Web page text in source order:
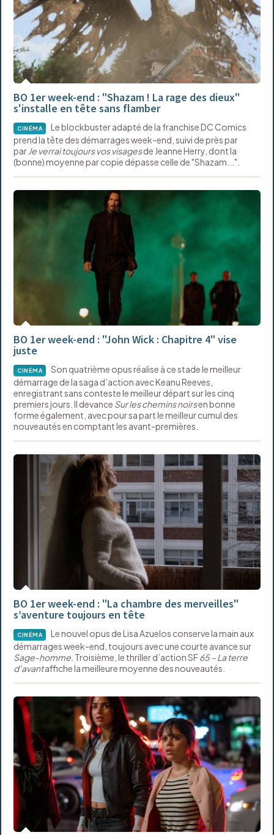
BO 1er week-end : "Shazam ! La rage des dieux"
s'installe en tête sans flamber
CINÉMA
Le blockbuster adapté de la franchise DC Comics
prend la tête des démarrages week-end, suivi de près par
par Je verrai toujours vos visagesde Jeanne Herry, dont la
(bonne) moyenne par copie dépasse celle de "Shazam...".
BO 1er week-end : "John Wick : Chapitre 4" vise
juste
CINÉMA
Son quatrième opus réalise à ce stade le meilleur
démarrage de la saga d’action avec Keanu Reeves,
enregistrant sans conteste le meilleur départ sur les cinq
premiers jours. Il devance Sur les chemins noirsen bonne
forme également, avec pour sa part le meilleur cumul des
nouveautés en comptant les avant-premières.
BO 1er week-end : "La chambre des merveilles"
s’aventure toujours en tête
CINÉMA
Le nouvel opus de Lisa Azuelos conserve la main aux
démarrages week-end, toujours avec une courte avance sur
Sage-homme. Troisième, le thriller d’action SF65 – La terre
d’avantaffiche la meilleure moyenne des nouveautés.